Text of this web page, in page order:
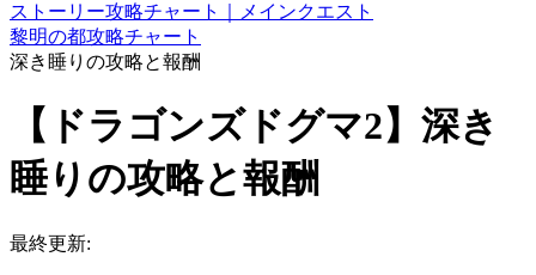
ストーリー攻略チャート｜メインクエスト
黎明の都攻略チャート
深き睡りの攻略と報酬
【ドラゴンズドグマ2】深き
睡りの攻略と報酬
最終更新: